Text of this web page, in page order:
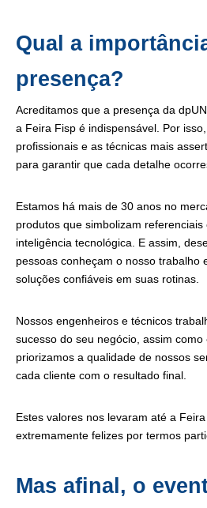
Qual a
presença?
Acreditamos que a presença da
a Feira Fisp é indispensável. Por
profissionais e as técnicas mais
para garantir que cada detalhe
Estamos há mais de 30 anos no
produtos que simbolizam
inteligência tecnológica. E assim,
pessoas conheçam o nosso trabalho
soluções confiáveis em suas rotinas.
Nossos engenheiros e técnicos
sucesso do seu negócio, assim
priorizamos a qualidade de nossos
cada cliente com o resultado final.
Estes valores nos levaram até a
extremamente felizes por termos
Mas afinal, o